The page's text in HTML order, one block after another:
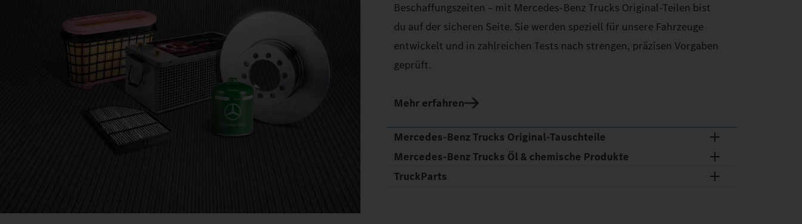
Beschaffungszeiten – mit Mercedes‑Benz Trucks Original-Teilen bist
du auf der sicheren Seite. Sie werden speziell für unsere Fahrzeuge
entwickelt und in zahlreichen Tests nach strengen, präzisen Vorgaben
geprüft.
Mehr erfahren
Mercedes‑Benz Trucks Original‑Tauschteile
Mercedes‑Benz Trucks Öl & chemische Produkte
TruckParts